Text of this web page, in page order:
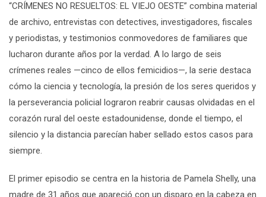
“CRÍMENES NO RESUELTOS: EL VIEJO OESTE” combina material
de archivo, entrevistas con detectives, investigadores, fiscales
y periodistas, y testimonios conmovedores de familiares que
lucharon durante años por la verdad. A lo largo de seis
crímenes reales —cinco de ellos femicidios—, la serie destaca
cómo la ciencia y tecnología, la presión de los seres queridos y
la perseverancia policial lograron reabrir causas olvidadas en el
corazón rural del oeste estadounidense, donde el tiempo, el
silencio y la distancia parecían haber sellado estos casos para
siempre.
El primer episodio se centra en la historia de Pamela Shelly, una
madre de 31 años que apareció con un disparo en la cabeza en